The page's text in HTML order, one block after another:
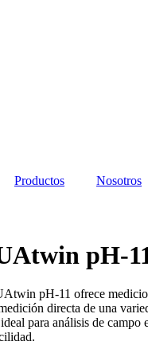
Productos Nosotros
pH-
pH-11 ofrece
directa de una
para análisis de campo